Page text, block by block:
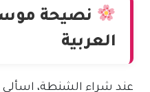
نصيحة
العربية
عند شراء الشنطة،